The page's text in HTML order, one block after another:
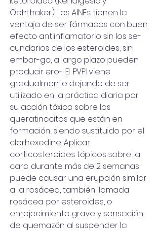
Ophthaker). Los AINEs tienen la
ventaja de ser fármacos con buen
efecto antiinflamatorio sin los se-
cundarios de los esteroides, sin
embar-go, a largo plazo pueden
producir ero-. El PVPI viene
gradualmente dejando de ser
utilizado en la práctica diaria por
su acción tóxica sobre los
queratinocitos que están en
formación, siendo sustituido por el
clorhexedine. Aplicar
corticosteroides tópicos sobre la
cara durante más de 2 semanas
puede causar una erupción similar
a la rosácea, también llamada
rosácea por esteroides, o
enrojecimiento grave y sensación
de quemazón al suspender la